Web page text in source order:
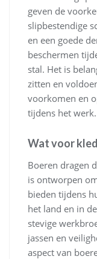
geven de
slipbestendige
en een goede
beschermen
stal. Het is
zitten en
voorkomen en
tijdens het werk.
Wat voor
Boeren dragen
is ontworpen
bieden tijdens
het land en in
stevige
jassen en
aspect van